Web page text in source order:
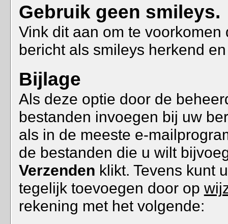
Gebruik geen smileys.
Vink dit aan om te
bericht als smileys herkend
Bijlage
Als deze optie door de
bestanden invoegen bij uw
als in de meeste e-
de bestanden die u wilt
Verzenden klikt. Tevens kunt
tegelijk toevoegen door op
rekening met het volgende: